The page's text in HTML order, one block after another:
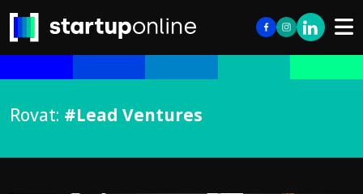
Rovat: #Lead Ventures